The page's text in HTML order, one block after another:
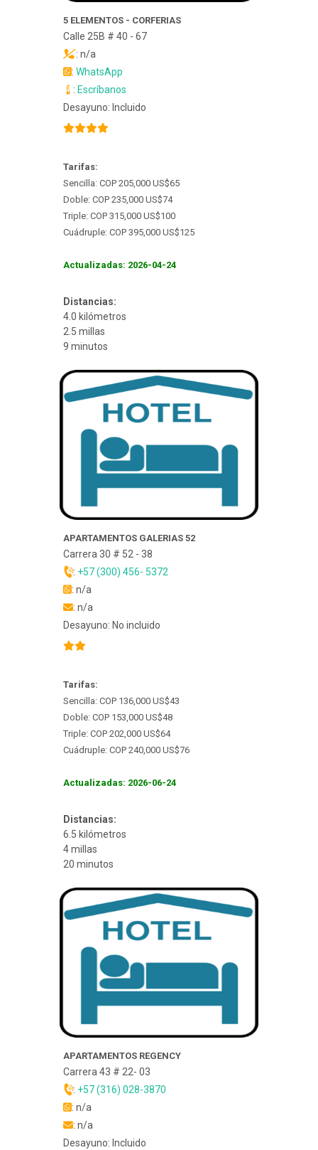
5 ELEMENTOS - CORFERIAS
Calle 25B # 40 - 67
: n/a
: WhatsApp
: Escríbanos
Desayuno: Incluido
Tarifas:
Sencilla: COP 205,000 US$65
Doble: COP 235,000 US$74
Triple: COP 315,000 US$100
Cuádruple: COP 395,000 US$125
Actualizadas: 2026-04-24
Distancias:
4.0 kilómetros
2.5 millas
9 minutos
APARTAMENTOS GALERIAS 52
Carrera 30 # 52 - 38
: +57 (300) 456- 5372
: n/a
: n/a
Desayuno: No incluido
Tarifas:
Sencilla: COP 136,000 US$43
Doble: COP 153,000 US$48
Triple: COP 202,000 US$64
Cuádruple: COP 240,000 US$76
Actualizadas: 2026-06-24
Distancias:
6.5 kilómetros
4 millas
20 minutos
APARTAMENTOS REGENCY
Carrera 43 # 22- 03
: +57 (316) 028-3870
: n/a
: n/a
Desayuno: Incluido